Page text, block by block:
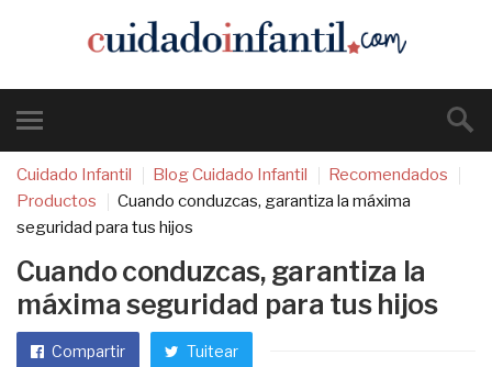
Cuidado Infantil Blog Cuidado Infantil
Recomendados
Productos
Cuando conduzcas, garantiza la máxima
seguridad para tus hijos
Cuando conduzcas, garantiza la
máxima seguridad para tus hijos
Compartir Tuitear